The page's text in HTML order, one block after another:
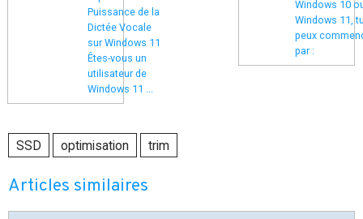
Puissance de la
Dictée Vocale
sur Windows 11
Êtes-vous un
utilisateur de
Windows 11 ...
Windows 10
Windows 11,
peux
par :
SSD optimisation trim
Articles similaires